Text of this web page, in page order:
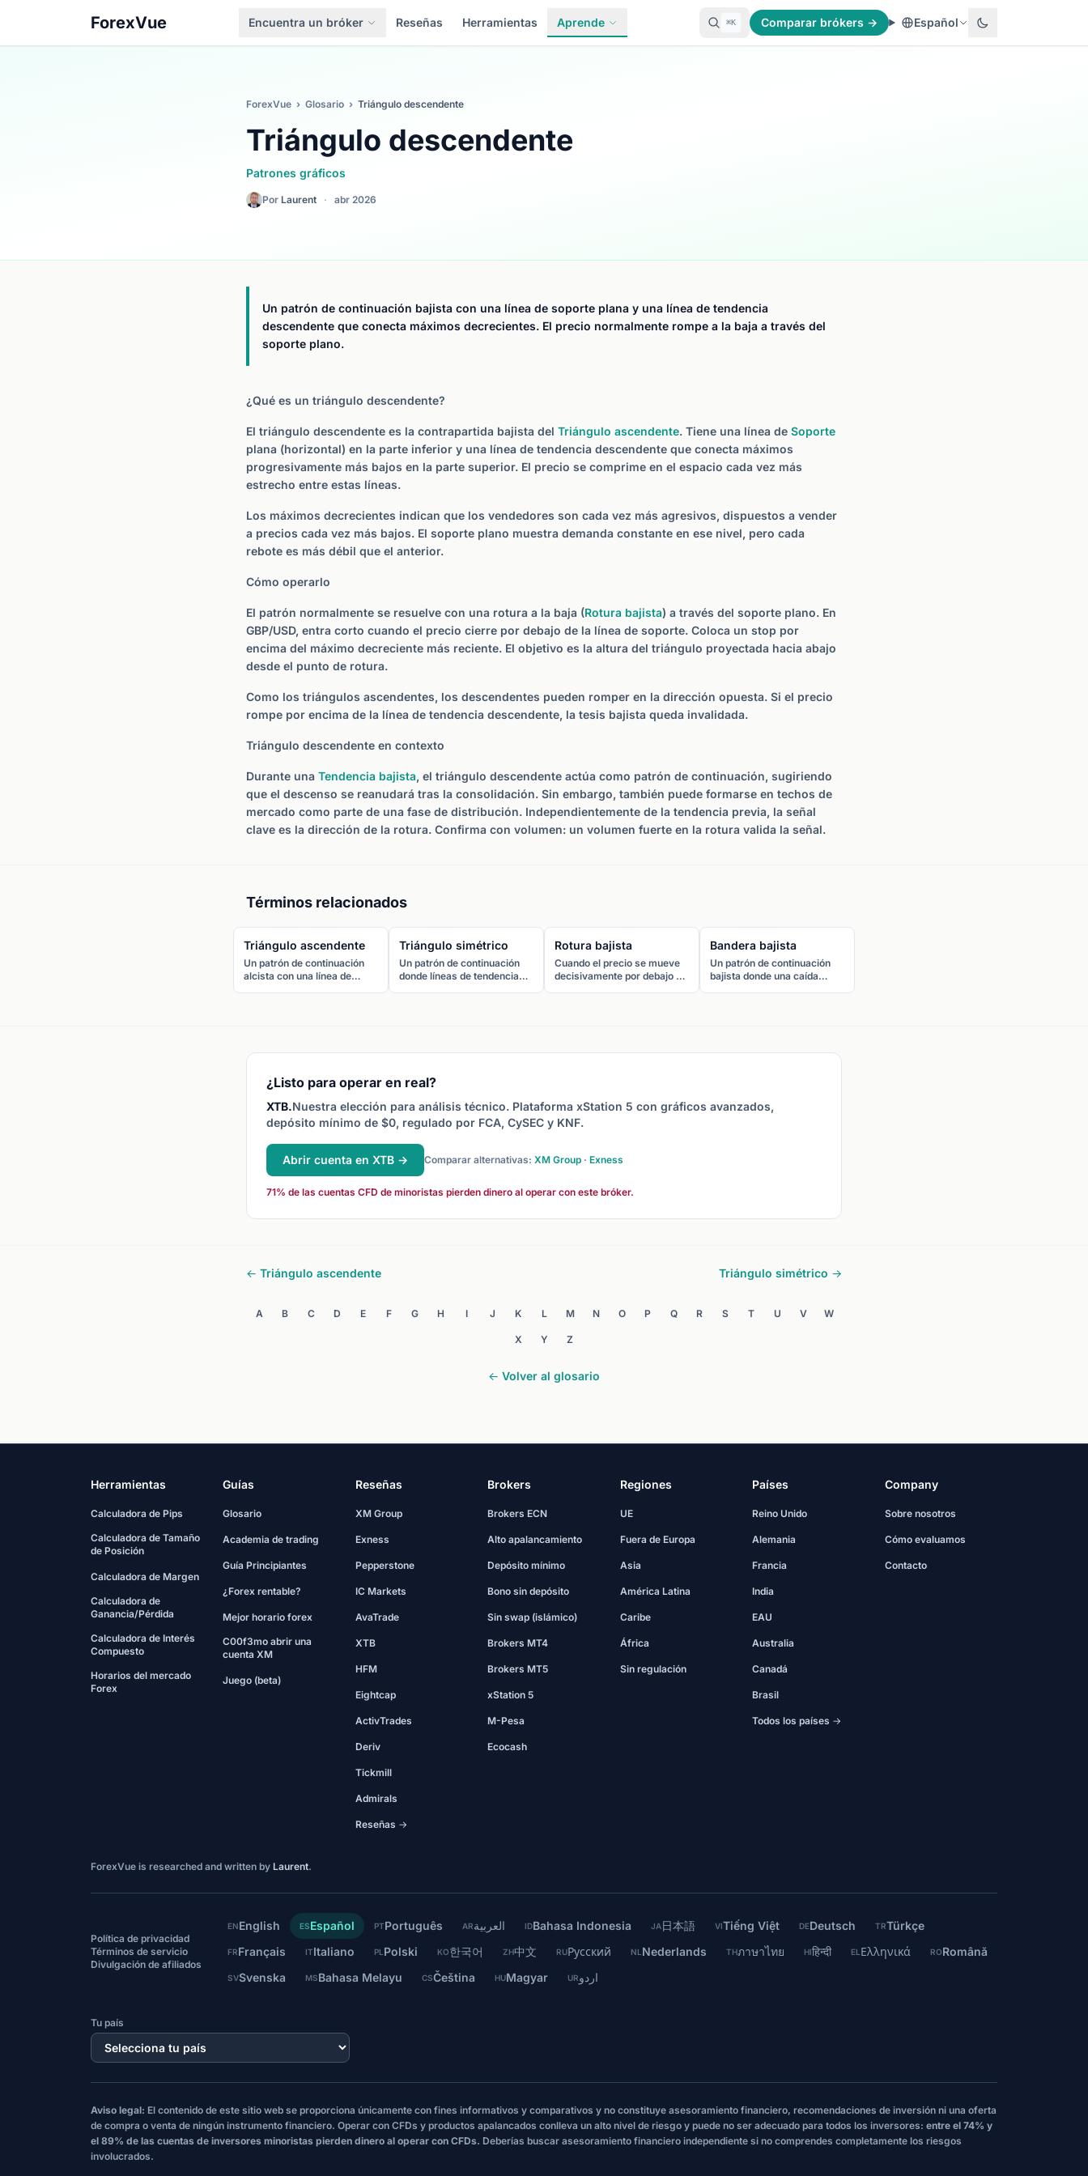
ForexVue Encuentra un bróker Reseñas Herramientas Aprende ⌘K Comparar brókers → Español
ForexVue › Glosario › Triángulo descendente
Triángulo descendente
Patrones gráficos
Por Laurent · abr 2026
Un patrón de continuación bajista con una línea de soporte plana y una línea de tendencia
descendente que conecta máximos decrecientes. El precio normalmente rompe a la baja a través del
soporte plano.
¿Qué es un triángulo descendente?
El triángulo descendente es la contrapartida bajista del Triángulo ascendente. Tiene una línea de Soporte
plana (horizontal) en la parte inferior y una línea de tendencia descendente que conecta máximos
progresivamente más bajos en la parte superior. El precio se comprime en el espacio cada vez más
estrecho entre estas líneas.
Los máximos decrecientes indican que los vendedores son cada vez más agresivos, dispuestos a vender
a precios cada vez más bajos. El soporte plano muestra demanda constante en ese nivel, pero cada
rebote es más débil que el anterior.
Cómo operarlo
El patrón normalmente se resuelve con una rotura a la baja (Rotura bajista) a través del soporte plano. En
GBP/USD, entra corto cuando el precio cierre por debajo de la línea de soporte. Coloca un stop por
encima del máximo decreciente más reciente. El objetivo es la altura del triángulo proyectada hacia abajo
desde el punto de rotura.
Como los triángulos ascendentes, los descendentes pueden romper en la dirección opuesta. Si el precio
rompe por encima de la línea de tendencia descendente, la tesis bajista queda invalidada.
Triángulo descendente en contexto
Durante una Tendencia bajista, el triángulo descendente actúa como patrón de continuación, sugiriendo
que el descenso se reanudará tras la consolidación. Sin embargo, también puede formarse en techos de
mercado como parte de una fase de distribución. Independientemente de la tendencia previa, la señal
clave es la dirección de la rotura. Confirma con volumen: un volumen fuerte en la rotura valida la señal.
Términos relacionados
Triángulo ascendente
Un patrón de continuación
alcista con una línea de
través de la resistencia
Triángulo simétrico
Un patrón de continuación
donde líneas de tendencia
rompe en la dirección de la
Rotura bajista
Cuando el precio se mueve
decisivamente por debajo de
creciente.
Bandera bajista
Un patrón de continuación
bajista donde una caída
tendencia.
¿Listo para operar en real?
XTB.Nuestra elección para análisis técnico. Plataforma xStation 5 con gráficos avanzados,
depósito mínimo de $0, regulado por FCA, CySEC y KNF.
Abrir cuenta en XTB → Comparar alternativas: XM Group · Exness
71% de las cuentas CFD de minoristas pierden dinero al operar con este bróker.
← Triángulo ascendente Triángulo simétrico →
A B C D E F G H I J K L M N O P Q R S T U V W
X Y Z
← Volver al glosario
Herramientas
Calculadora de Pips
Calculadora de Tamaño
de Posición
Calculadora de Margen
Calculadora de
Ganancia/Pérdida
Calculadora de Interés
Compuesto
Horarios del mercado
Forex
Guías
Glosario
Academia de trading
Guía Principiantes
¿Forex rentable?
Mejor horario forex
C00f3mo abrir una
cuenta XM
Juego (beta)
Reseñas
XM Group
Exness
Pepperstone
IC Markets
AvaTrade
XTB
HFM
Eightcap
ActivTrades
Deriv
Tickmill
Admirals
Reseñas →
Brokers
Brokers ECN
Alto apalancamiento
Depósito mínimo
Bono sin depósito
Sin swap (islámico)
Brokers MT4
Brokers MT5
xStation 5
M-Pesa
Ecocash
Regiones
UE
Fuera de Europa
Asia
América Latina
Caribe
África
Sin regulación
Países
Reino Unido
Alemania
Francia
India
EAU
Australia
Canadá
Brasil
Todos los países →
Company
Sobre nosotros
Cómo evaluamos
Contacto
ForexVue is researched and written by Laurent.
Política de privacidad
Términos de servicio
Divulgación de afiliados
ENEnglish ESEspañol PTPortuguês ARالعربية IDBahasa Indonesia JA日本語 VITiếng Việt DEDeutsch TRTürkçe
FRFrançais ITItaliano PL Polski KO한국어 ZH中文 RUРусский NL Nederlands THภาษาไทย HIहिन्दी EL Ελληνικά RORomână
SVSvenska MSBahasa Melayu CSČeština HUMagyar URاردو
Tu país
Aviso legal: El contenido de este sitio web se proporciona únicamente con fines informativos y comparativos y no constituye asesoramiento financiero, recomendaciones de inversión ni una oferta
de compra o venta de ningún instrumento financiero. Operar con CFDs y productos apalancados conlleva un alto nivel de riesgo y puede no ser adecuado para todos los inversores: entre el 74% y
el 89% de las cuentas de inversores minoristas pierden dinero al operar con CFDs. Deberías buscar asesoramiento financiero independiente si no comprendes completamente los riesgos
involucrados.